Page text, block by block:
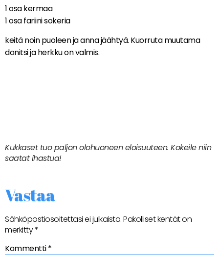
1 osa kermaa
1 osa fariini sokeria
keitä noin puoleen ja anna jäähtyä. Kuorruta muutama
donitsi ja herkku on valmis.
Kukkaset tuo paljon olohuoneen eloisuuteen. Kokeile niin
saatat ihastua!
Vastaa
Sähköpostiosoitettasi ei julkaista.Pakolliset kentät on
merkitty*
Kommentti*